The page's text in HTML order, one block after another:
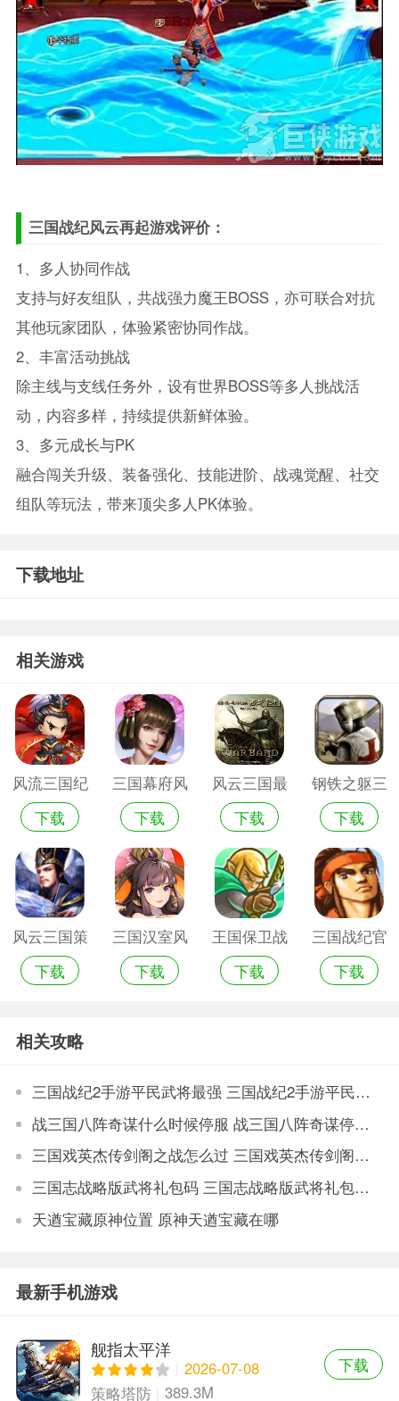
三国战纪风云再起游戏评价：
1、多人协同作战
支持与好友组队，共战强力魔王BOSS，亦可联合对抗
其他玩家团队，体验紧密协同作战。
2、丰富活动挑战
除主线与支线任务外，设有世界BOSS等多人挑战活
动，内容多样，持续提供新鲜体验。
3、多元成长与PK
融合闯关升级、装备强化、技能进阶、战魂觉醒、社交
组队等玩法，带来顶尖多人PK体验。
下载地址
相关游戏
风流三国纪
手机游戏
下载
三国幕府风
云手机游戏
下载
风云三国最
新版本
下载
钢铁之躯三
国版风云
下载
风云三国策
略传手机游
下载
三国汉室风
云手机游戏
下载
王国保卫战
三起源破解
下载
三国战纪官
方版
下载
相关攻略
三国战纪2手游平民武将最强 三国战纪2手游平民武将最强推荐
战三国八阵奇谋什么时候停服 战三国八阵奇谋停运公告
三国戏英杰传剑阁之战怎么过 三国戏英杰传剑阁之战攻略
三国志战略版武将礼包码 三国志战略版武将礼包兑换码最新合集
天遒宝藏原神位置 原神天遒宝藏在哪
最新手机游戏
舰指太平洋
2026-07-08
策略塔防
389.3M
下载